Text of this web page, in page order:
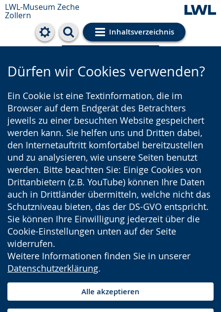
LWL-Museum Zeche
Zollern
Inhaltsverzeichnis
Cookie-Einstellungen
Dürfen wir Cookies verwenden?
Ein Cookie ist eine Textinformation, die im
Browser auf dem Endgerät des Betrachters
jeweils zu einer besuchten Website gespeichert
werden kann. Sie helfen uns und Dritten dabei,
den Internetauftritt komfortabel bereitzustellen
und zu analysieren, wie unsere Seiten benutzt
werden. Bitte beachten Sie: Einige Cookies von
Drittanbietern (z.B. YouTube) können Ihre Daten
auch in Drittländer übermitteln, welche nicht das
Schutzniveau bieten, das der DS-GVO entspricht.
Sie können Ihre Einwilligung jederzeit über die
Cookie-Einstellungen unten auf der Seite
widerrufen.
Weitere Informationen finden Sie in unserer
Datenschutzerklärung.
Alle akzeptieren